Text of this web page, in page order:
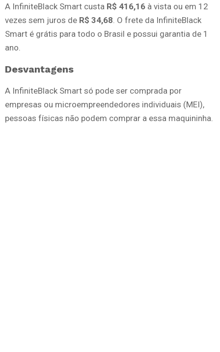
A InfiniteBlack Smart custa R$ 416,16 à vista ou em 12
vezes sem juros de R$ 34,68 . O frete da InfiniteBlack
Smart é grátis para todo o Brasil e possui garantia de 1
ano.
Desvantagens
A InfiniteBlack Smart só pode ser comprada por
empresas ou microempreendedores individuais (MEI),
pessoas físicas não podem comprar a essa maquininha.